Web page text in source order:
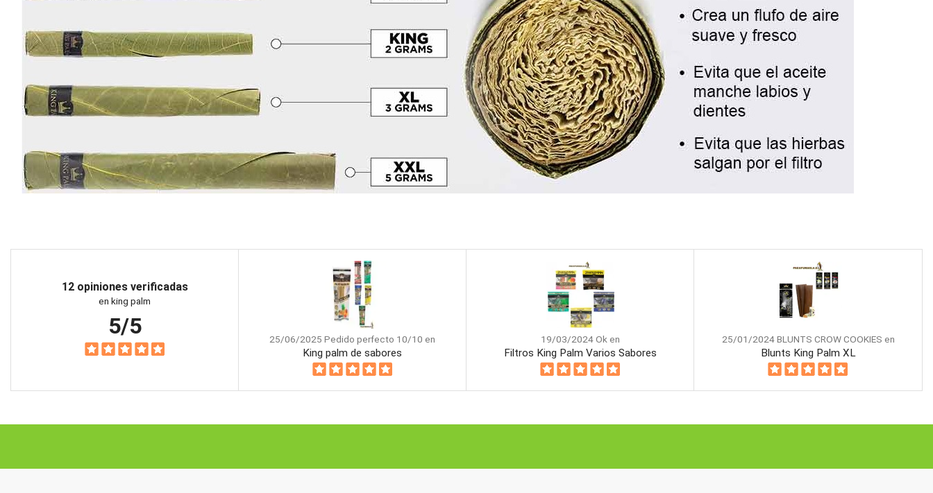
12 opiniones verificadas
en king palm
5/5 25/06/2025 Pedido perfecto 10/10 en
King palm de sabores
19/03/2024 Ok en
Filtros King Palm Varios Sabores
25/01/2024 BLUNTS CROW COOKIES en
Blunts King Palm XL